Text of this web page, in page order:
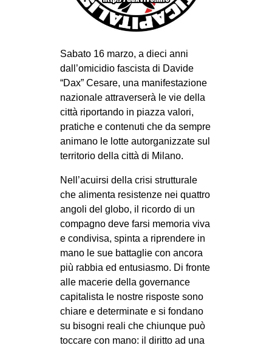
INTERNAZIONALE
AFRICA
AMERICHE
ESTREMO ORIENTE
EUROPA
MEDIO ORIENTE
EVENTI
in
Fb
tw
bsky
ms
SEARCH
Sabato 16 marzo, a dieci anni
dall’omicidio fascista di Davide
“Dax” Cesare, una manifestazione
nazionale attraverserà le vie della
città riportando in piazza valori,
pratiche e contenuti che da sempre
animano le lotte autorganizzate sul
territorio della città di Milano.
Nell’acuirsi della crisi strutturale
che alimenta resistenze nei quattro
angoli del globo, il ricordo di un
compagno deve farsi memoria viva
e condivisa, spinta a riprendere in
mano le sue battaglie con ancora
più rabbia ed entusiasmo. Di fronte
alle macerie della governance
capitalista le nostre risposte sono
chiare e determinate e si fondano
su bisogni reali che chiunque può
toccare con mano: il diritto ad una